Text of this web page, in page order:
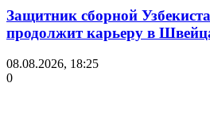
Защитник сборной
продолжит карьеру в
08.08.2026, 18:25
0